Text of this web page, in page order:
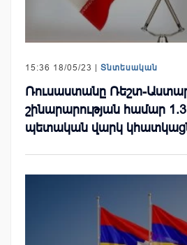
15:36 18/05/23 | Տնտեսական
Ռուսաստանը Ռեշտ-
շինարարության համար 1.3
պետական ​​վարկ